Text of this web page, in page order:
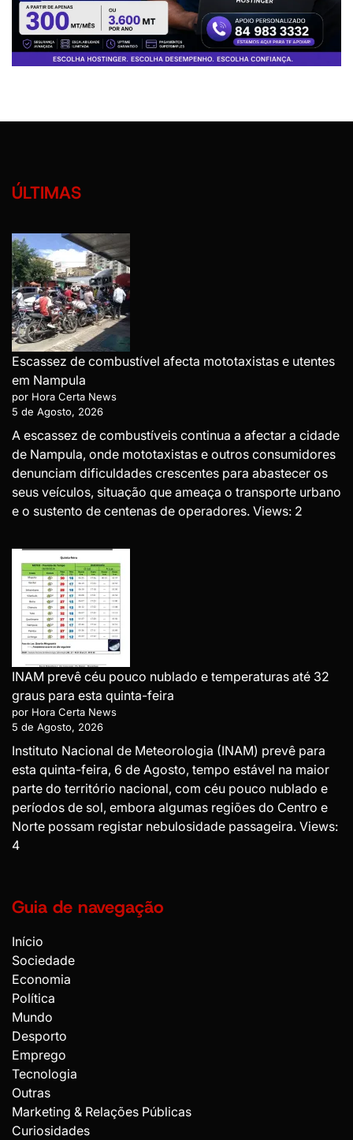
ÚLTIMAS
Escassez de combustível afecta mototaxistas e utentes
em Nampula
por Hora Certa News
5 de Agosto, 2026
A escassez de combustíveis continua a afectar a cidade
de Nampula, onde mototaxistas e outros consumidores
denunciam dificuldades crescentes para abastecer os
seus veículos, situação que ameaça o transporte urbano
e o sustento de centenas de operadores. Views: 2
INAM prevê céu pouco nublado e temperaturas até 32
graus para esta quinta-feira
por Hora Certa News
5 de Agosto, 2026
Instituto Nacional de Meteorologia (INAM) prevê para
esta quinta-feira, 6 de Agosto, tempo estável na maior
parte do território nacional, com céu pouco nublado e
períodos de sol, embora algumas regiões do Centro e
Norte possam registar nebulosidade passageira. Views:
4
Guia de navegação
Início
Sociedade
Economia
Política
Mundo
Desporto
Emprego
Tecnologia
Outras
Marketing & Relações Públicas
Curiosidades